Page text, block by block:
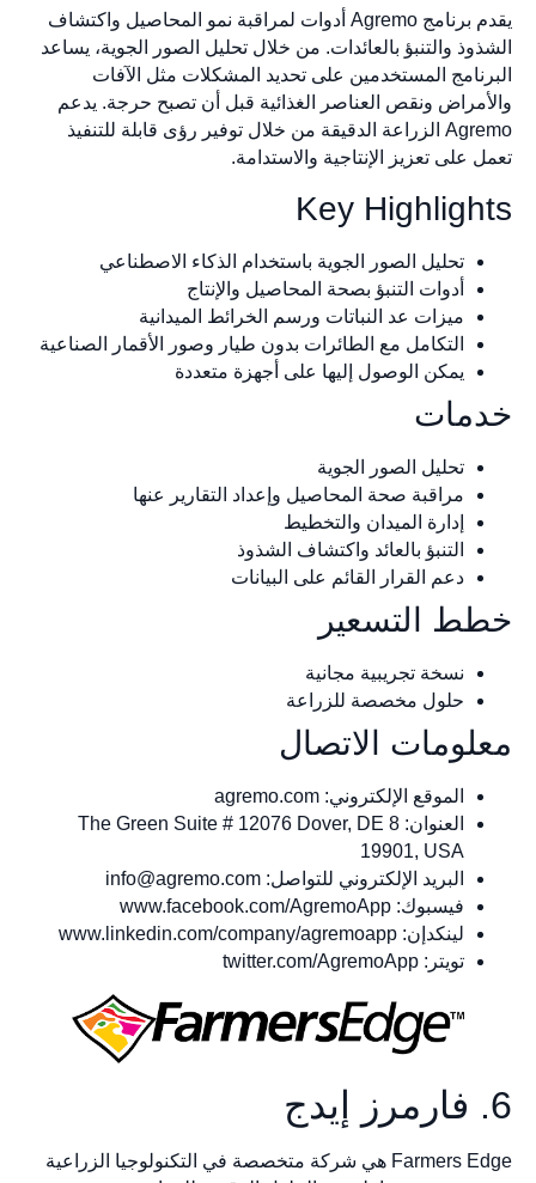
يقدم برنامج Agremo أدوات لمراقبة نمو المحاصيل واكتشاف
والتنبؤ بالعائدات. من خلال تحليل الصور الجوية، يساعد
المستخدمين على تحديد المشكلات مثل الآفات
ونقص العناصر الغذائية قبل أن تصبح حرجة. يدعم
Agremo الزراعة الدقيقة من خلال توفير رؤى قابلة للتنفيذ
على تعزيز الإنتاجية والاستدامة.
Key
تحليل الصور الجوية باستخدام الذكاء الاصطناعي
أدوات التنبؤ بصحة المحاصيل والإنتاج
ميزات عد النباتات ورسم الخرائط الميدانية
التكامل مع الطائرات بدون طيار وصور الأقمار الصناعية
يمكن الوصول إليها على أجهزة متعددة
تحليل الصور الجوية
مراقبة صحة المحاصيل وإعداد التقارير عنها
إدارة الميدان والتخطيط
التنبؤ بالعائد واكتشاف الشذوذ
دعم القرار القائم على البيانات
التسعير
نسخة تجريبية مجانية
حلول مخصصة للزراعة
الاتصال
الموقع الإلكتروني: agremo.com
العنوان: 8 The Green Suite # 12076 Dover, DE
19901, USA
البريد الإلكتروني للتواصل:info@agremo.com
فيسبوك: www.facebook.com/AgremoApp
لينكدإن: www.linkedin.com/company/agremoapp
تويتر: twitter.com/AgremoApp
Farmers Edge هي شركة متخصصة في التكنولوجيا الزراعية